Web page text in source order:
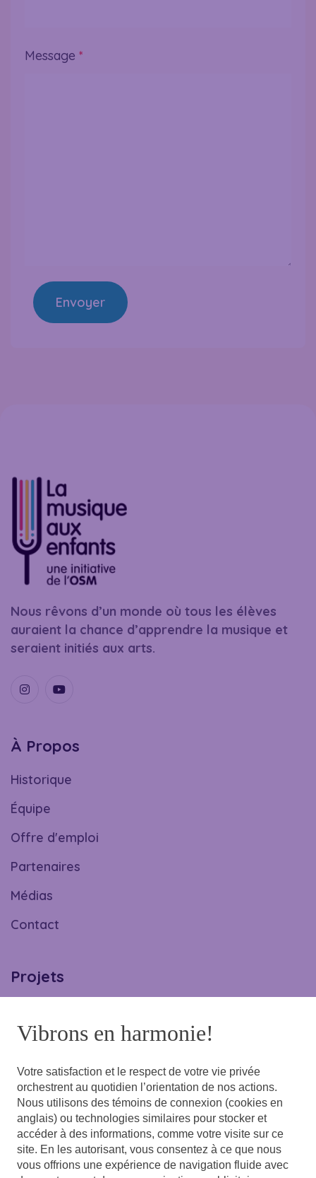
Vibrons en harmonie!
Votre satisfaction et le respect de votre vie privée
orchestrent au quotidien l’orientation de nos actions.
Nous utilisons des témoins de connexion (cookies en
anglais) ou technologies similaires pour stocker et
accéder à des informations, comme votre visite sur ce
site. En les autorisant, vous consentez à ce que nous
vous offrions une expérience de navigation fluide avec
Message *
Envoyer
Nous rêvons d’un monde où tous les élèves
auraient la chance d’apprendre la musique et
seraient initiés aux arts.
À Propos
Historique
Équipe
Offre d'emploi
Partenaires
Médias
Contact
Projets
El Sistema
Camp de jour
École de musique
Infolettre